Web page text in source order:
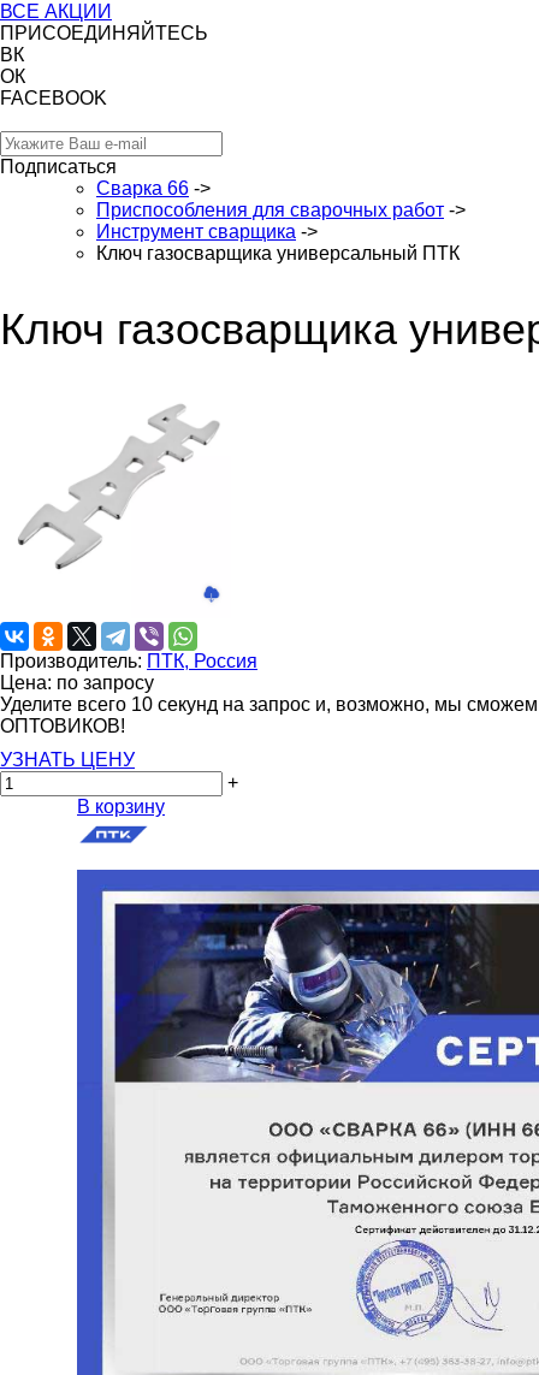
ВСЕ АКЦИИ
ПРИСОЕДИНЯЙТЕСЬ
ВК
ОК
FACEBOOK
Подписаться
Сварка 66 ->
Приспособления для сварочных работ ->
Инструмент сварщика ->
Ключ газосварщика универсальный ПТК
Ключ газосварщика
Производитель: ПТК, Россия
Цена: по запросу
Уделите всего 10 секунд на запрос и, возможно, мы
ОПТОВИКОВ!
УЗНАТЬ ЦЕНУ
+
В корзину